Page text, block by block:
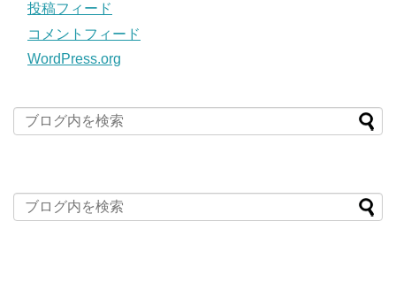
投稿フィード
コメントフィード
WordPress.org